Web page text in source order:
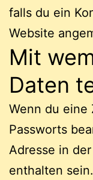
falls du ein
Website
Mit
Daten
Wenn du eine
Passworts
Adresse in
enthalten sein.